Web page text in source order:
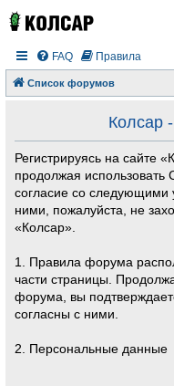
FAQ Правила
Список форумов
Колсар
Регистрируясь на сайте
продолжая использовать
согласие со следующими
ними, пожалуйста, не
«Колсар».
1. Правила форума
части страницы.
форума, вы
согласны с ними.
2. Персональные данные